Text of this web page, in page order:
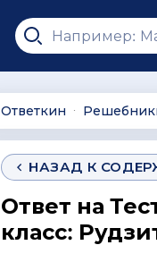
Ответкин ∙
НАЗАД К
Ответ на
класс: